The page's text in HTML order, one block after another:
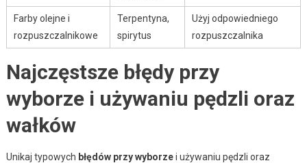
Farby olejne i
rozpuszczalnikowe
Terpentyna,
spirytus
Użyj odpowiedniego
rozpuszczalnika
Najczęstsze błędy przy
wyborze i używaniu pędzli oraz
wałków
Unikaj typowych błędów przy wyborzei używaniu pędzli oraz